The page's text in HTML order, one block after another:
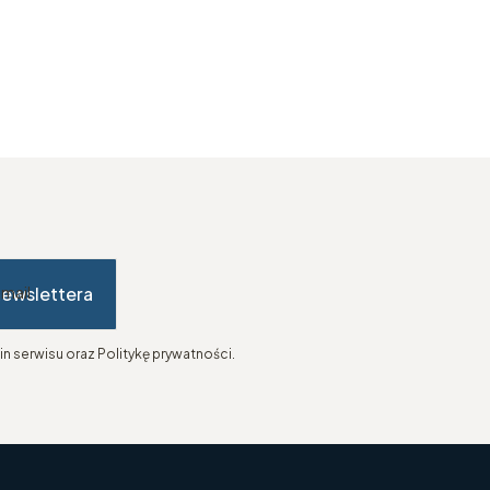
serwisu oraz Politykę prywatności.